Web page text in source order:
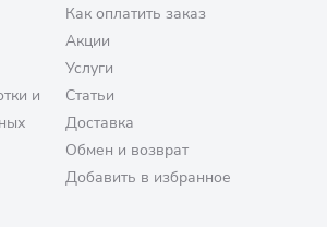
и
Как оплатить заказ
Акции
Услуги
Статьи
Доставка
Обмен и возврат
Добавить в избранное